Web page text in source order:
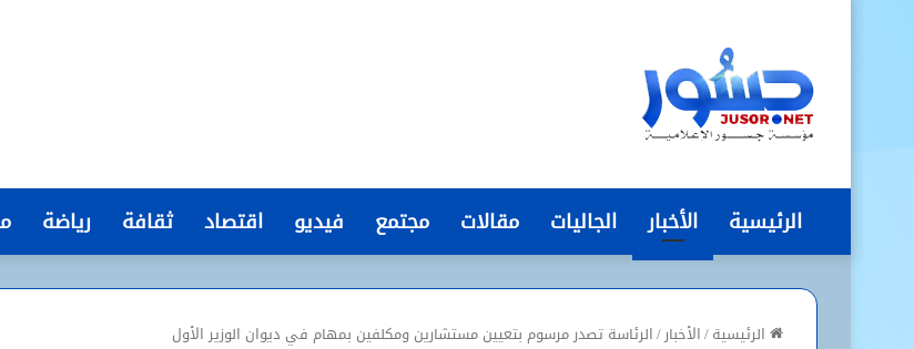
الرئيسية الأخبار الجاليات مقالات مجتمع فيديو اقتصاد ثقافة رياضة
الرئيسية/الأخبار/الرئاسة تصدر مرسوم بتعيين مستشارين ومكلفين بمهام في ديوان الوزير الأول